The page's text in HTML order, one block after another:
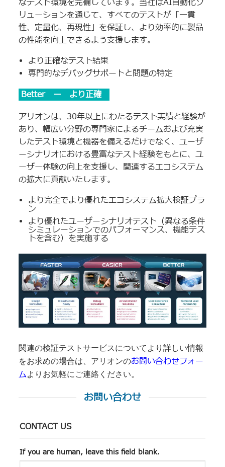
なテスト環境を完備しています。当社はAI自動化ソ
リューションを通じて、すべてのテストが「一貫
性、定量化、再現性」を保証し、より効率的に製品
の性能を向上できるよう支援します。
より正確なテスト結果
専門的なデバッグサポートと問題の特定
Better ー より正確
アリオンは、30年以上にわたるテスト実績と経験が
あり、幅広い分野の専門家によるチームおよび充実
したテスト環境と機器を備えるだけでなく、ユーザ
ーシナリオにおける豊富なテスト経験をもとに、ユ
ーザー体験の向上を支援し、関連するエコシステム
の拡大に貢献いたします。
より完全でより優れたエコシステム拡大検証プラ
ン
より優れたユーザーシナリオテスト（異なる条件
シミュレーションでのパフォーマンス、機能テス
トを含む）を実施する
関連の検証テストサービスについてより詳しい情報
をお求めの場合は、アリオンのお問い合わせフォー
ムよりお気軽にご連絡ください。
お問い合わせ
CONTACT US
If you are human, leave this field blank.